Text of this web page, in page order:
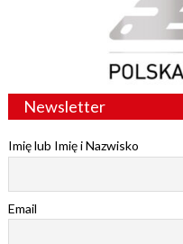
Newsletter
Imię lub Imię i Nazwisko
Email